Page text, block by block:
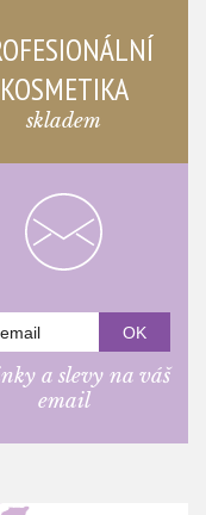
KOSMETIKA
skladem
a slevy na váš
email